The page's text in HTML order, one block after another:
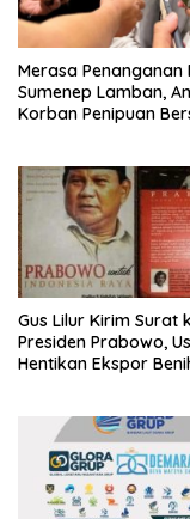
Merasa Penanganan
Sumenep Lamban,
Korban Penipuan
Gus Lilur Kirim Surat
Presiden Prabowo,
Hentikan Ekspor